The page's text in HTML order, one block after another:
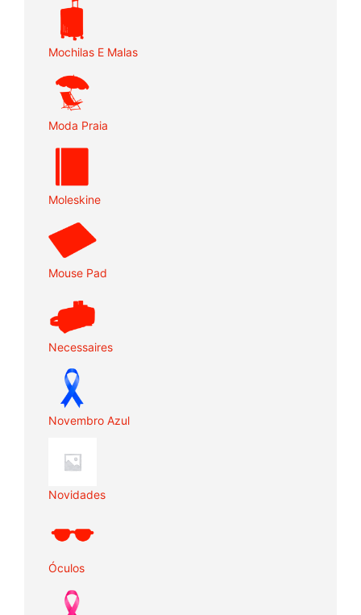
Mochilas E Malas
Moda Praia
Moleskine
Mouse Pad
Necessaires
Novembro Azul
Novidades
Óculos